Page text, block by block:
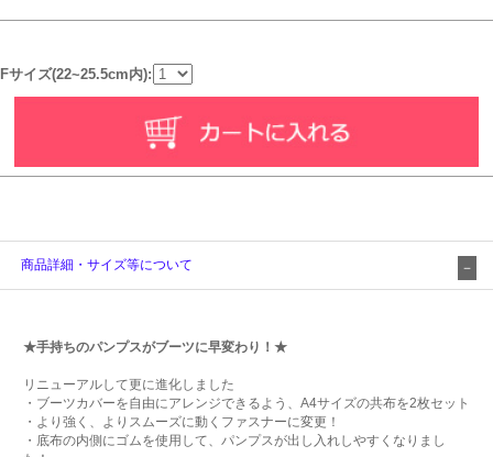
Fサイズ(22~25.5cm内):
商品詳細・サイズ等について
★手持ちのパンプスがブーツに早変わり！★
リニューアルして更に進化しました
・ブーツカバーを自由にアレンジできるよう、A4サイズの共布を2枚セット
・より強く、よりスムーズに動くファスナーに変更！
・底布の内側にゴムを使用して、パンプスが出し入れしやすくなりまし